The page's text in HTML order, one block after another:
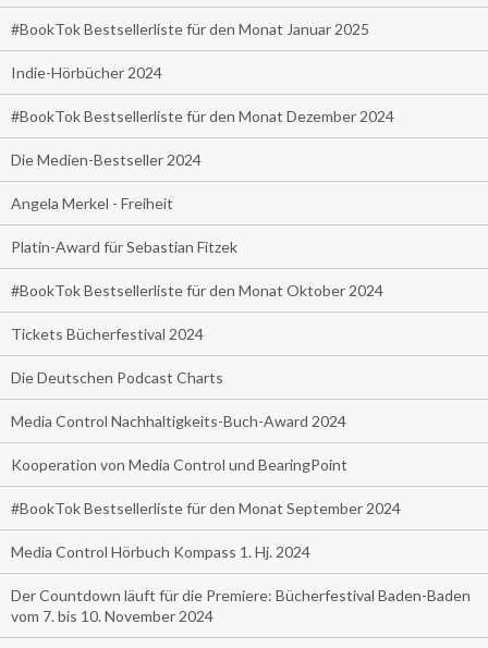
#BookTok Bestsellerliste für den Monat Januar 2025
Indie-Hörbücher 2024
#BookTok Bestsellerliste für den Monat Dezember 2024
Die Medien-Bestseller 2024
Angela Merkel - Freiheit
Platin-Award für Sebastian Fitzek
#BookTok Bestsellerliste für den Monat Oktober 2024
Tickets Bücherfestival 2024
Die Deutschen Podcast Charts
Media Control Nachhaltigkeits-Buch-Award 2024
Kooperation von Media Control und BearingPoint
#BookTok Bestsellerliste für den Monat September 2024
Media Control Hörbuch Kompass 1. Hj. 2024
Der Countdown läuft für die Premiere: Bücherfestival Baden-Baden
vom 7. bis 10. November 2024